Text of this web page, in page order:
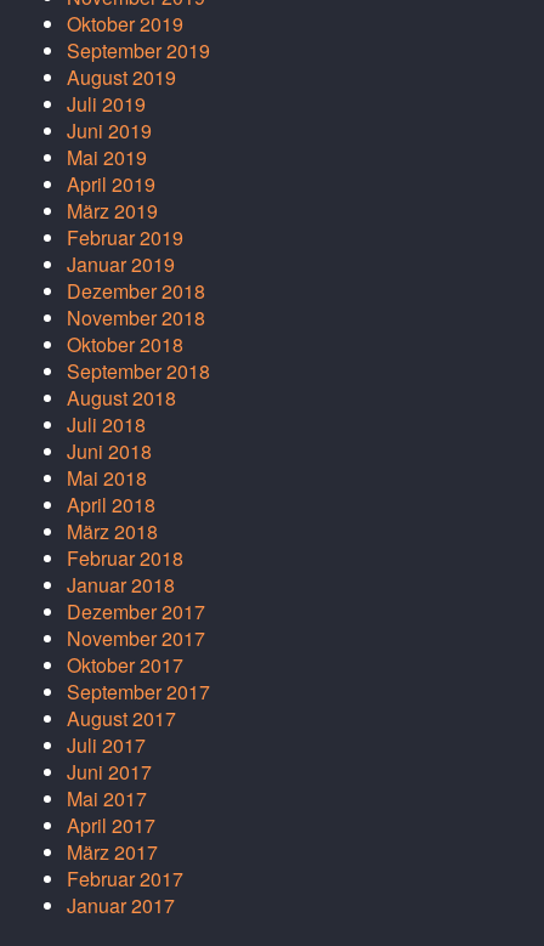
Oktober 2019
September 2019
August 2019
Juli 2019
Juni 2019
Mai 2019
April 2019
März 2019
Februar 2019
Januar 2019
Dezember 2018
November 2018
Oktober 2018
September 2018
August 2018
Juli 2018
Juni 2018
Mai 2018
April 2018
März 2018
Februar 2018
Januar 2018
Dezember 2017
November 2017
Oktober 2017
September 2017
August 2017
Juli 2017
Juni 2017
Mai 2017
April 2017
März 2017
Februar 2017
Januar 2017